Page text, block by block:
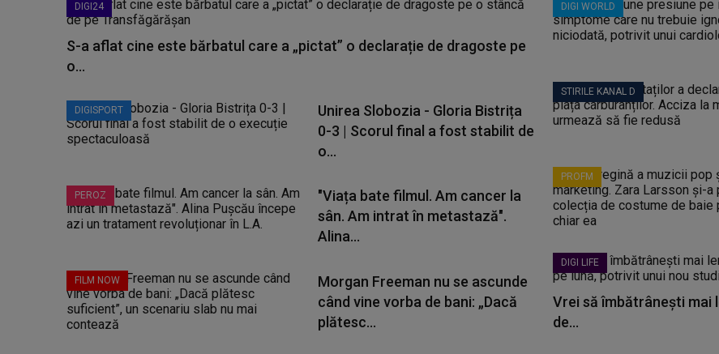
DIGI24
S-a aflat cine este bărbatul care a „pictat” o declarație de dragoste pe
o...
DIGISPORT
Unirea Slobozia - Gloria Bistrița
0-3 | Scorul final a fost stabilit de
o...
PEROZ
"Viața bate filmul. Am cancer la
sân. Am intrat în metastază".
Alina...
FILM NOW
Morgan Freeman nu se ascunde
când vine vorba de bani: „Dacă
plătesc...
DIGI WORLD
STIRILE KANAL D
PROFM
DIGI LIFE
Vrei să îmbătrânești
de...